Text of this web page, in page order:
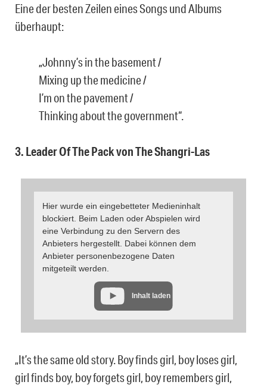
Eine der besten Zeilen eines Songs und Albums
überhaupt:
„Johnny’s in the basement /
Mixing up the medicine /
I’m on the pavement /
Thinking about the government“.
3. Leader Of The Pack von The Shangri-Las
Hier wurde ein eingebetteter Medieninhalt
blockiert. Beim Laden oder Abspielen wird
eine Verbindung zu den Servern des
Anbieters hergestellt. Dabei können dem
Anbieter personenbezogene Daten
mitgeteilt werden.
Inhalt laden
„It’s the same old story. Boy finds girl, boy loses girl,
girl finds boy, boy forgets girl, boy remembers girl,